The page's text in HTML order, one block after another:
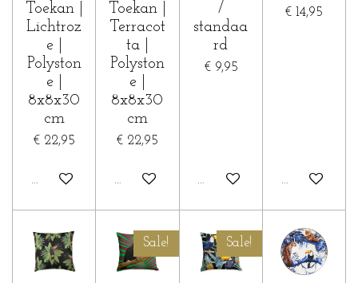
Toekan |
Lichtroz
e |
Polyston
e |
8x8x30
cm
€ 22,95
In winkelwagen
Toekan |
Terracot
ta |
Polyston
e |
8x8x30
cm
€ 22,95
In winkelwagen
/
standaa
rd
€ 9,95
In winkelwagen
€ 14,95
In
Sale! Sale!